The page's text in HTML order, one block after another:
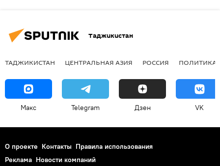
Таджикистан
ТАДЖИКИСТАН ЦЕНТРАЛЬНАЯ АЗИЯ РОССИЯ ПОЛИТИКА
Макс Telegram Дзен VK
О проекте Контакты Правила использования
Реклама Новости компаний